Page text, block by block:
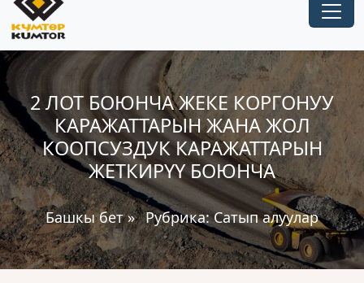
2 ЛОТ БОЮНЧА ЖЕКЕ КОРГОНУУ
КАРАЖАТТАРЫН ЖАНА ЖОЛ
КООПСУЗДУК КАРАЖАТТАРЫН
ЖЕТКИРҮҮ БОЮНЧА
Башкы бет» Рубрика:Сатып алуулар